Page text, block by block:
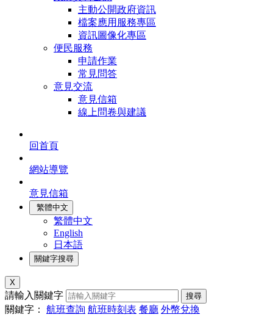
主動公開政府資訊
檔案應用服務專區
資訊圖像化專區
便民服務
申請作業
常見問答
意見交流
意見信箱
線上問卷與建議
回首頁
網站導覽
意見信箱
繁體中文
繁體中文
English
日本語
關鍵字搜尋
X
請輸入關鍵字 搜尋
關鍵字： 航班查詢 航班時刻表 餐廳 外幣兌換